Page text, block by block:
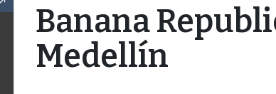
Banana
Medellín